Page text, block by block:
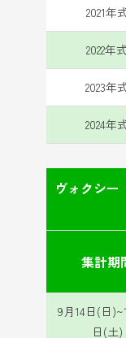
2021年
2022年
2023年
2024年
ヴォクシー
集計期
9月14日(日
日(土)